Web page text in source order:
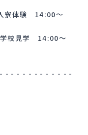
寮体験 14:00〜
校見学 14:00～
- - - - - - - - - - - -